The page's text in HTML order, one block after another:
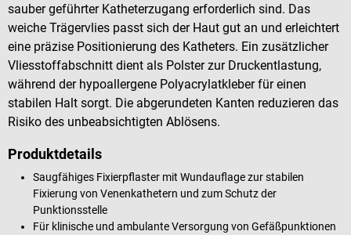
sauber geführter Katheterzugang erforderlich sind. Das
weiche Trägervlies passt sich der Haut gut an und erleichtert
eine präzise Positionierung des Katheters. Ein zusätzlicher
Vliesstoffabschnitt dient als Polster zur Druckentlastung,
während der hypoallergene Polyacrylatkleber für einen
stabilen Halt sorgt. Die abgerundeten Kanten reduzieren das
Risiko des unbeabsichtigten Ablösens.
Produktdetails
Saugfähiges Fixierpflaster mit Wundauflage zur stabilen
Fixierung von Venenkathetern und zum Schutz der
Punktionsstelle
Für klinische und ambulante Versorgung von Gefäßpunktionen